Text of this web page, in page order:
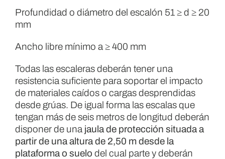
Profundidad o diámetro del escalón 51 ≥ d ≥ 20
mm
Ancho libre mínimo a ≥ 400 mm
Todas las escaleras deberán tener una
resistencia suficiente para soportar el impacto
de materiales caídos o cargas desprendidas
desde grúas. De igual forma las escalas que
tengan más de seis metros de longitud deberán
disponer de una jaula de protección situada a
partir de una altura de 2,50 m desde la
plataforma o suelo del cual parte y deberán